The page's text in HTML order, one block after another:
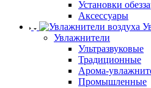
Установки
Аксессуары
Увлажнители
Ультразвуковые
Традиционные
Арома-
Промышленные